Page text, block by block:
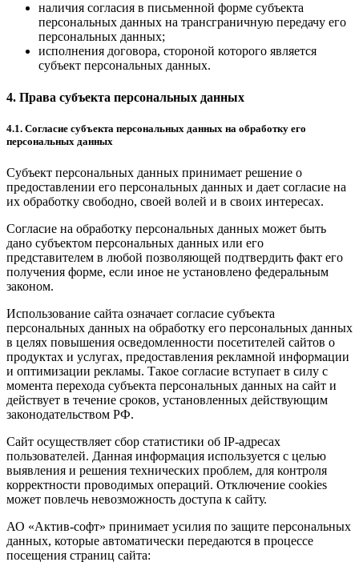
наличия согласия в письменной форме субъекта
персональных данных на трансграничную передачу его
персональных данных;
исполнения договора, стороной которого является
субъект персональных данных.
4. Права субъекта персональных данных
4.1. Согласие субъекта персональных данных на обработку его
персональных данных
Субъект персональных данных принимает решение о
предоставлении его персональных данных и дает согласие на
их обработку свободно, своей волей и в своих интересах.
Согласие на обработку персональных данных может быть
дано субъектом персональных данных или его
представителем в любой позволяющей подтвердить факт его
получения форме, если иное не установлено федеральным
законом.
Использование сайта означает согласие субъекта
персональных данных на обработку его персональных данных
в целях повышения осведомленности посетителей сайтов о
продуктах и услугах, предоставления рекламной информации
и оптимизации рекламы. Такое согласие вступает в силу с
момента перехода субъекта персональных данных на сайт и
действует в течение сроков, установленных действующим
законодательством РФ.
Сайт осуществляет сбор статистики об IP-адресах
пользователей. Данная информация используется с целью
выявления и решения технических проблем, для контроля
корректности проводимых операций. Отключение cookies
может повлечь невозможность доступа к сайту.
АО «Актив-софт» принимает усилия по защите персональных
данных, которые автоматически передаются в процессе
посещения страниц сайта: